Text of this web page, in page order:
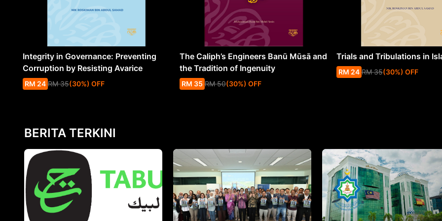
Integrity in Governance: Preventing
Corruption by Resisting Avarice
RM 24 RM 35(30%) OFF
The Caliph’s Engineers Banū Mūsā and
the Tradition of Ingenuity
RM 35 RM 50(30%) OFF
Trials and Tribulations in
RM 24 RM 35(30%) OFF
BERITA TERKINI